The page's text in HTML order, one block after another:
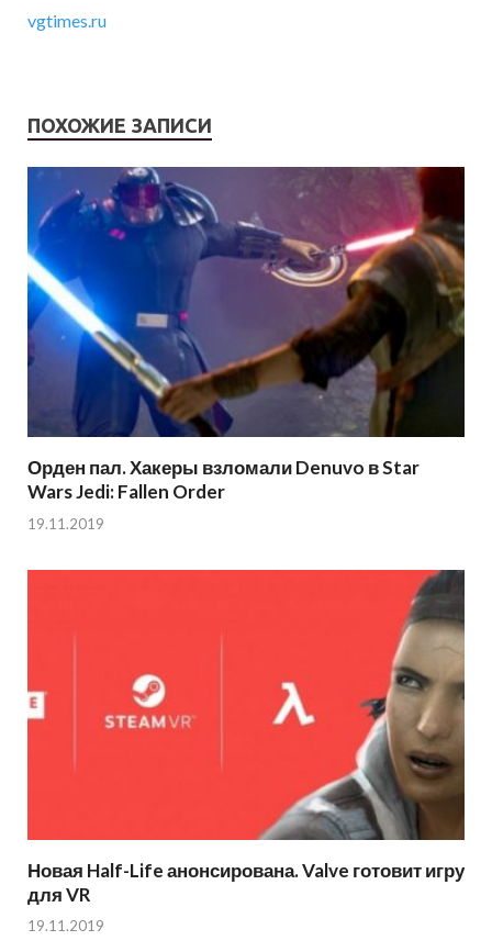
vgtimes.ru
ПОХОЖИЕ ЗАПИСИ
Орден пал. Хакеры взломали Denuvo в Star
Wars Jedi: Fallen Order
19.11.2019
Новая Half-Life анонсирована. Valve готовит игру
для VR
19.11.2019